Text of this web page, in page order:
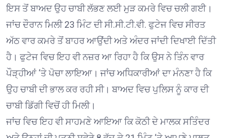
ਇਸ ਤੋਂ ਬਾਅਦ ਉਹ ਚਾਬੀ ਲੱਭਣ ਲਈ ਮੁੜ ਕਮਰੇ ਵਿਚ ਚਲੀ ਗਈ।
ਜਾਂਚ ਦੌਰਾਨ ਮਿਲੀ 23 ਮਿੰਟ ਦੀ ਸੀ.ਸੀ.ਟੀ.ਵੀ. ਫੁਟੇਜ ਵਿਚ ਸੀਰਤ
ਅੱਠ ਵਾਰ ਕਮਰੇ ਤੋਂ ਬਾਹਰ ਆਉਂਦੀ ਅਤੇ ਅੰਦਰ ਜਾਂਦੀ ਦਿਖਾਈ ਦਿੱਤੀ
ਹੈ। ਫੁਟੇਜ ਵਿਚ ਇਹ ਵੀ ਨਜ਼ਰ ਆ ਰਿਹਾ ਹੈ ਕਿ ਉਸ ਨੇ ਤਿੰਨ ਵਾਰ
ਪੌੜ੍ਹੀਆਂ ‘ਤੇ ਪੋਚਾ ਲਾਇਆ। ਜਾਂਚ ਅਧਿਕਾਰੀਆਂ ਦਾ ਮੰਨਣਾ ਹੈ ਕਿ
ਉਹ ਚਾਬੀ ਦੀ ਭਾਲ ਕਰ ਰਹੀ ਸੀ। ਬਾਅਦ ਵਿਚ ਪੁਲਿਸ ਨੂੰ ਕਾਰ ਦੀ
ਚਾਬੀ ਡਿੱਗੀ ਵਿਚੋਂ ਹੀ ਮਿਲੀ।
ਜਾਂਚ ਵਿਚ ਇਹ ਵੀ ਸਾਹਮਣੇ ਆਇਆ ਕਿ ਕੋਠੀ ਦੇ ਮਾਲਕ ਸਤਿੰਦਰ